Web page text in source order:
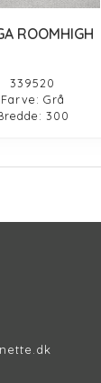
ROOMHIGH
339520
Farve: Grå
300